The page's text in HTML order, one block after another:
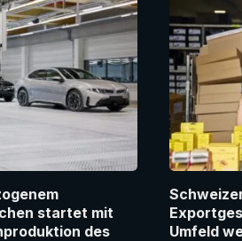
startet mit
des
Umfeld